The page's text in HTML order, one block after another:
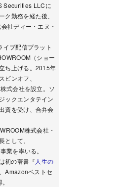
Securities LLCに
ク勤務を経た後、
社ディー・エヌ・
イブ配信プラット
（ショー
ち上げる。2015年
ピンオフ、
式会社を設立。ソ
ックエンタテイン
資を受け、合弁会
株式会社・
として、
業を率いる。
初の著書『 人生の
Amazonベストセ